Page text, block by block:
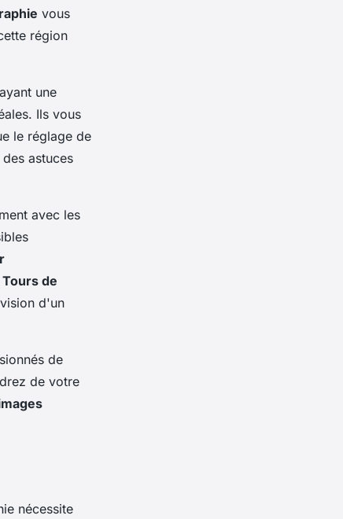
vous
région
ayant une
Ils vous
le réglage de
astuces
avec les
Tours de
d'un
de
de votre
nécessite